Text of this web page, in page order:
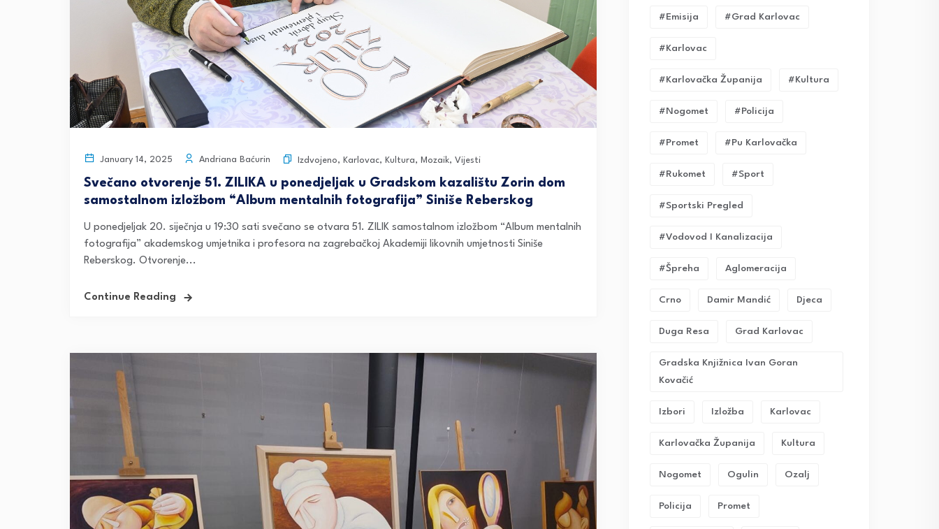
January 14, 2025 Andriana Baćurin Izdvojeno, Karlovac, Kultura, Mozaik, Vijesti
Svečano otvorenje 51. ZILIKA u ponedjeljak u Gradskom kazalištu Zorin dom
samostalnom izložbom “Album mentalnih fotografija” Siniše Reberskog
U ponedjeljak 20. siječnja u 19:30 sati svečano se otvara 51. ZILIK samostalnom izložbom “Album mentalnih
fotografija” akademskog umjetnika i profesora na zagrebačkoj Akademiji likovnih umjetnosti Siniše
Reberskog. Otvorenje...
Continue Reading
#emisija #grad Karlovac
#karlovac
#karlovačka Županija #kultura
#nogomet #policija
#promet #pu Karlovačka
#rukomet #sport
#sportski Pregled
#vodovod I Kanalizacija
#Špreha Aglomeracija
Crno Damir Mandić Djeca
Duga Resa Grad Karlovac
Gradska Knjižnica Ivan Goran
Kovačić
Izbori Izložba Karlovac
Karlovačka Županija Kultura
Nogomet Ogulin Ozalj
Policija Promet